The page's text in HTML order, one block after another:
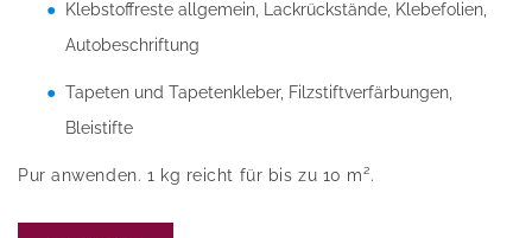
Klebstoffreste allgemein, Lackrückstände, Klebefolien,
Autobeschriftung
Tapeten und Tapetenkleber, Filzstiftverfärbungen,
Bleistifte
Pur anwenden. 1 kg reicht für bis zu 10 m².